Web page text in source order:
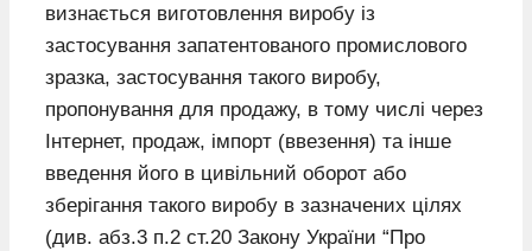
визнається виготовлення виробу із
застосування запатентованого промислового
зразка, застосування такого виробу,
пропонування для продажу, в тому числі через
Інтернет, продаж, імпорт (ввезення) та інше
введення його в цивільний оборот або
зберігання такого виробу в зазначених цілях
(див. абз.3 п.2 ст.20 Закону України “Про